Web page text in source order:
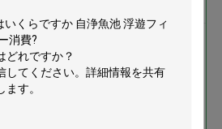
浄魚池 浮遊フィルター 低エネ
ギー消費